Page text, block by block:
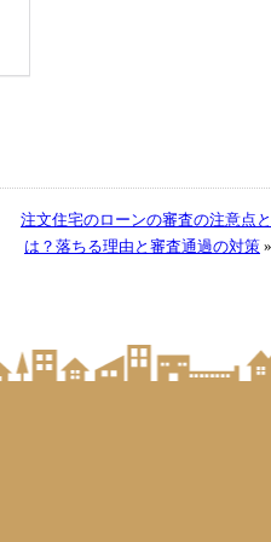
注文住宅のローンの審査の注意点と
は？落ちる理由と審査通過の対策 »